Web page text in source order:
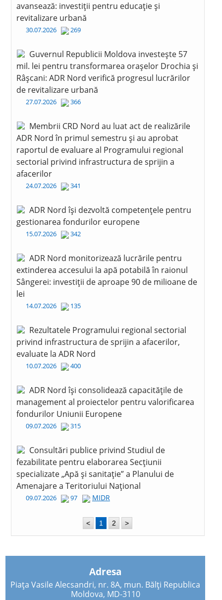
avansează: investiții pentru educație și
revitalizare urbană
30.07.2026 269
Guvernul Republicii Moldova investește 57
mil. lei pentru transformarea orașelor Drochia și
Râșcani: ADR Nord verifică progresul lucrărilor
de revitalizare urbană
27.07.2026 366
Membrii CRD Nord au luat act de realizările
ADR Nord în primul semestru și au aprobat
raportul de evaluare al Programului regional
sectorial privind infrastructura de sprijin a
afacerilor
24.07.2026 341
ADR Nord își dezvoltă competențele pentru
gestionarea fondurilor europene
15.07.2026 342
ADR Nord monitorizează lucrările pentru
extinderea accesului la apă potabilă în raionul
Sângerei: investiții de aproape 90 de milioane de
lei
14.07.2026 135
Rezultatele Programului regional sectorial
privind infrastructura de sprijin a afacerilor,
evaluate la ADR Nord
10.07.2026 400
ADR Nord își consolidează capacitățile de
management al proiectelor pentru valorificarea
fondurilor Uniunii Europene
09.07.2026 315
Consultări publice privind Studiul de
fezabilitate pentru elaborarea Secțiunii
specializate „Apă și sanitație” a Planului de
Amenajare a Teritoriului Național
09.07.2026 97 MIDR
< 1 2 >
Adresa
Piața Vasile Alecsandri, nr. 8A, mun. Bălți Republica
Moldova, MD-3110